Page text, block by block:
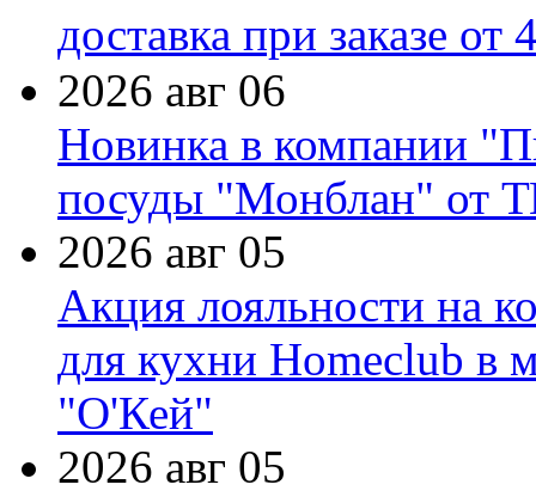
доставка при заказе от
2026 авг 06
Новинка в компании
посуды "Монблан" от
2026 авг 05
Акция лояльности на
для кухни Homeclub в
"О'Кей"
2026 авг 05